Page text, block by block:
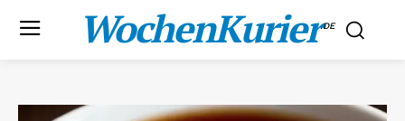
WochenKurier.DE